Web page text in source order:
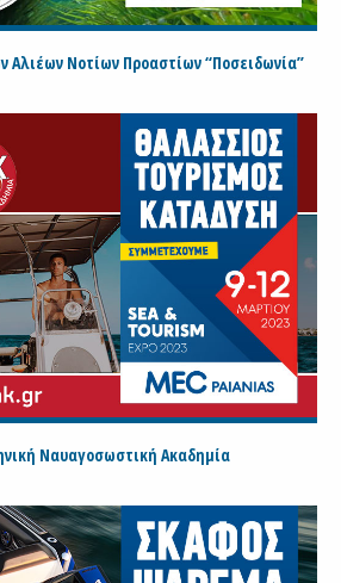
Αλιέων Νοτίων Προαστίων “Ποσειδωνία”
Ναυαγοσωστική Ακαδημία